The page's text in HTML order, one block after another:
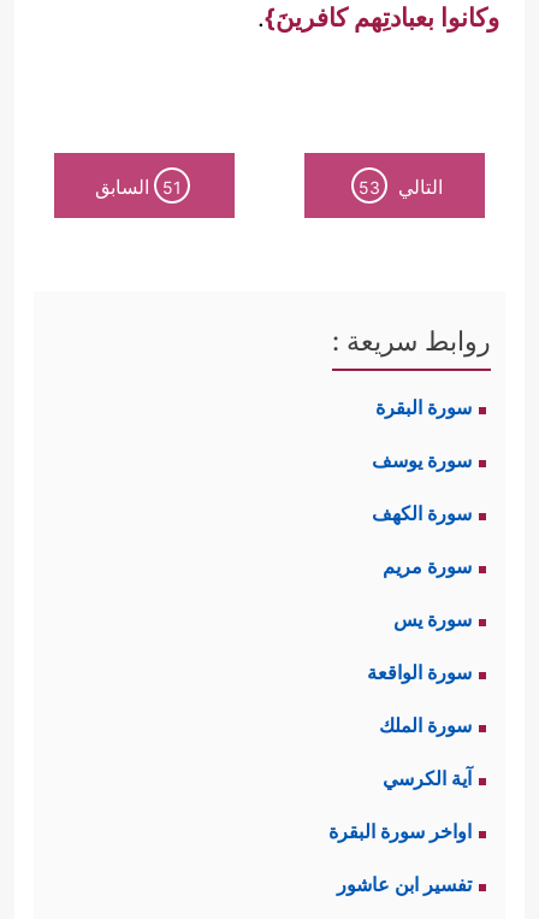
وكانوا بعبادتِهم كافرينَ}.
التالي 53
51 السابق
روابط سريعة :
سورة البقرة
سورة يوسف
سورة الكهف
سورة مريم
سورة يس
سورة الواقعة
سورة الملك
آية الكرسي
اواخر سورة البقرة
تفسير ابن عاشور